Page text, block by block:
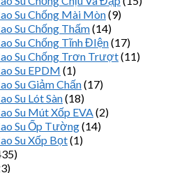
Su Chống Mài Mòn(9)
Su Chống Thấm(14)
Su Chống Tĩnh ĐIện(17)
Su Chống Trơn Trượt(11)
Su EPDM (1)
Su Giảm Chấn(17)
Su Lót Sàn(18)
Su Mút Xốp EVA(2)
Su Ốp Tường(14)
Su Xốp Bọt(1)